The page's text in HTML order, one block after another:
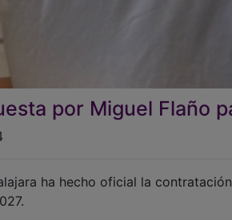
por Miguel Flaño
ha hecho oficial la